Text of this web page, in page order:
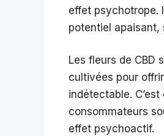
effet psychotrope.
potentiel apaisant,
Les fleurs de CBD
cultivées pour
indétectable.
consommateurs
effet psychoactif.